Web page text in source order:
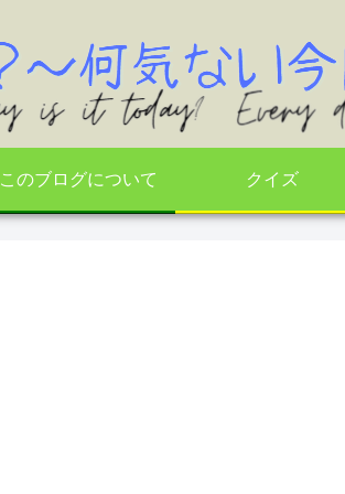
このブログについて クイズ